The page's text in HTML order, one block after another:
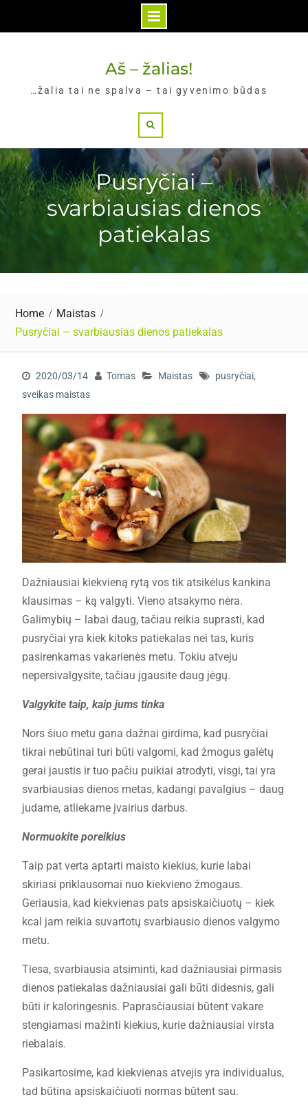
Aš – žalias!
…žalia tai ne spalva – tai gyvenimo būdas
Pusryčiai –
svarbiausias dienos
patiekalas
Home
Maistas
Pusryčiai – svarbiausias dienos patiekalas
2020/03/14 Tomas Maistas pusryčiai,
sveikas maistas
Dažniausiai kiekvieną rytą vos tik atsikėlus kankina
klausimas – ką valgyti. Vieno atsakymo nėra.
Galimybių – labai daug, tačiau reikia suprasti, kad
pusryčiai yra kiek kitoks patiekalas nei tas, kuris
pasirenkamas vakarienės metu. Tokiu atveju
nepersivalgysite, tačiau įgausite daug jėgų.
Valgykite taip, kaip jums tinka
Nors šiuo metu gana dažnai girdima, kad pusryčiai
tikrai nebūtinai turi būti valgomi, kad žmogus galėtų
gerai jaustis ir tuo pačiu puikiai atrodyti, visgi, tai yra
svarbiausias dienos metas, kadangi pavalgius – daug
judame, atliekame įvairius darbus.
Normuokite poreikius
Taip pat verta aptarti maisto kiekius, kurie labai
skiriasi priklausomai nuo kiekvieno žmogaus.
Geriausia, kad kiekvienas pats apsiskaičiuotų – kiek
kcal jam reikia suvartotų svarbiausio dienos valgymo
metu.
Tiesa, svarbiausia atsiminti, kad dažniausiai pirmasis
dienos patiekalas dažniausiai gali būti didesnis, gali
būti ir kaloringesnis. Paprasčiausiai būtent vakare
stengiamasi mažinti kiekius, kurie dažniausiai virsta
riebalais.
Pasikartosime, kad kiekvienas atvejis yra individualus,
tad būtina apsiskaičiuoti normas būtent sau.